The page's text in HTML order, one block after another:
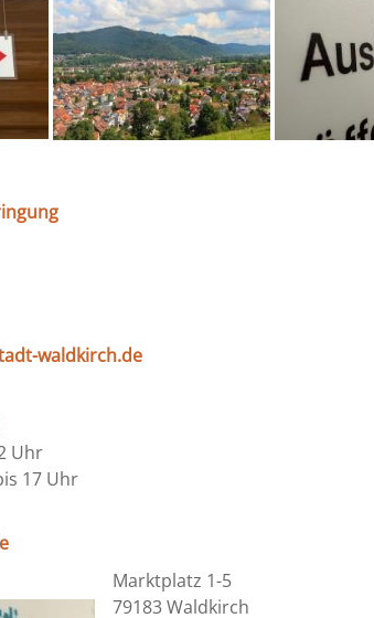
waldkirch.de
Uhr
17 Uhr
Marktplatz 1-5
79183 Waldkirch